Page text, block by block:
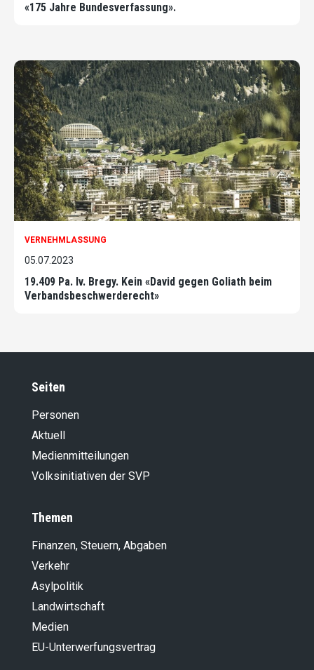
«175 Jahre Bundesverfassung».
VERNEHMLASSUNG
05.07.2023
19.409 Pa. Iv. Bregy. Kein «David gegen Goliath beim
Verbandsbeschwerderecht»
Seiten
Personen
Aktuell
Medienmitteilungen
Volksinitiativen der SVP
Themen
Finanzen, Steuern, Abgaben
Verkehr
Asylpolitik
Landwirt­schaft
Medien
EU-Unterwerfungsvertrag